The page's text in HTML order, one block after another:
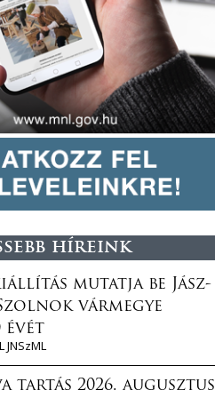
híreink
mutatja be Jász-
vármegye
évét
JNSzML
tartás 2026. augusztus